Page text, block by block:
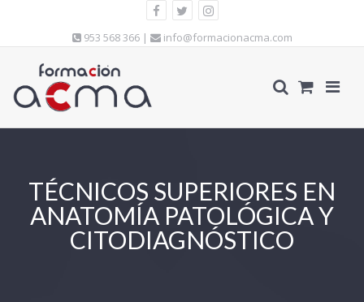
953 568 366 | info@formacionacma.com
TÉCNICOS SUPERIORES EN
ANATOMÍA PATOLÓGICA Y
CITODIAGNÓSTICO